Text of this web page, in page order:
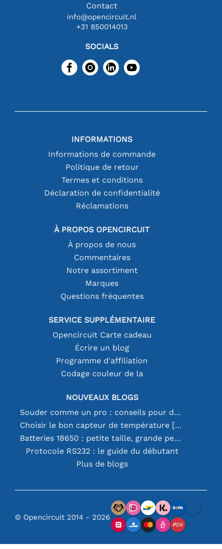
Contact
info@opencircuit.nl
+31 850014013
SOCIALS
INFORMATIONS
Informations de commande
Politique de retour
Termes et conditions
Déclaration de confidentialité
Réclamations
À PROPOS OPENCIRCUIT
À propos de nous
Commentaires
Notre assortiment
Marques
Questions fréquentes
SERVICE SUPPLÉMENTAIRE
Opencircuit Carte cadeau
Écrire un blog
Programme d'affiliation
Codage couleur de la
NOUVEAUX BLOGS
Souder comme un pro : conseils pour des connexions électroniques parfaites
Choisir le bon capteur de température [youtube]
Batteries 18650 : petite taille, grande performance
Protocole RS232 : le guide du débutant
Plus de blogs
© Opencircuit 2014 - 2026